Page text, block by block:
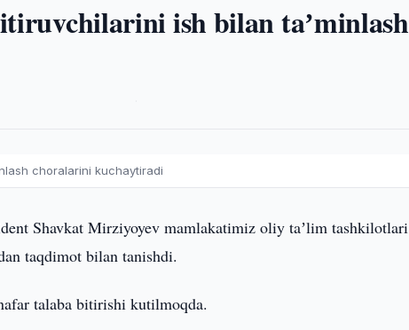
ish bilan taʼminlash
choralarini kuchaytiradi
Shavkat Mirziyoyev mamlakatimiz oliy taʼlim tashkilotlari
taqdimot bilan tanishdi.
talaba bitirishi kutilmoqda.